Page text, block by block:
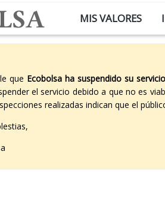
MIS VALORES
que Ecobolsa ha suspendido su
el servicio debido a que no es
realizadas indican que el